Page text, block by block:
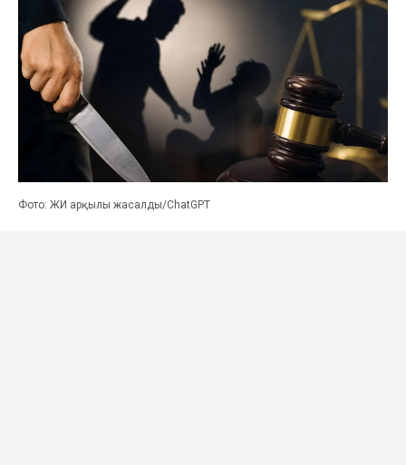
Фото: ЖИ арқылы жасалды/ChatGPT